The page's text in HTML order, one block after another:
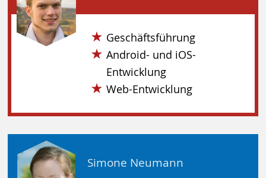
Geschäftsführung
Android- und iOS-
Entwicklung
Web-Entwicklung
Simone Neumann